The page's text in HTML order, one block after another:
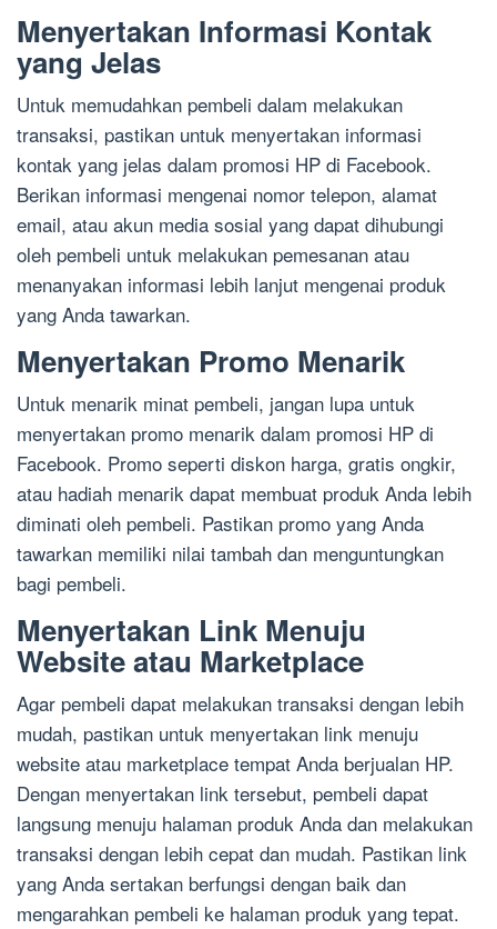
Menyertakan Informasi Kontak
yang Jelas
Untuk memudahkan pembeli dalam melakukan
transaksi, pastikan untuk menyertakan informasi
kontak yang jelas dalam promosi HP di Facebook.
Berikan informasi mengenai nomor telepon, alamat
email, atau akun media sosial yang dapat dihubungi
oleh pembeli untuk melakukan pemesanan atau
menanyakan informasi lebih lanjut mengenai produk
yang Anda tawarkan.
Menyertakan Promo Menarik
Untuk menarik minat pembeli, jangan lupa untuk
menyertakan promo menarik dalam promosi HP di
Facebook. Promo seperti diskon harga, gratis ongkir,
atau hadiah menarik dapat membuat produk Anda lebih
diminati oleh pembeli. Pastikan promo yang Anda
tawarkan memiliki nilai tambah dan menguntungkan
bagi pembeli.
Menyertakan Link Menuju
Website atau Marketplace
Agar pembeli dapat melakukan transaksi dengan lebih
mudah, pastikan untuk menyertakan link menuju
website atau marketplace tempat Anda berjualan HP.
Dengan menyertakan link tersebut, pembeli dapat
langsung menuju halaman produk Anda dan melakukan
transaksi dengan lebih cepat dan mudah. Pastikan link
yang Anda sertakan berfungsi dengan baik dan
mengarahkan pembeli ke halaman produk yang tepat.